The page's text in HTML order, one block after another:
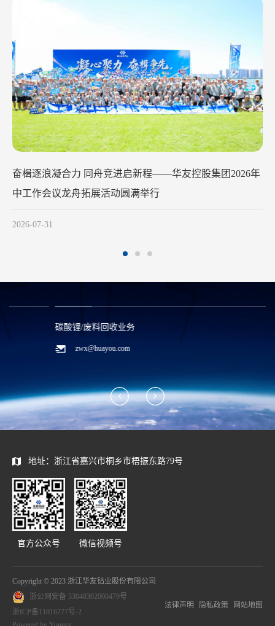
华友钴业2026年中工作会议在苏州召开
碳酸锂/废料回收业务
zwx@huayou.com
地址：浙江省嘉兴市桐乡市梧振东路79号
官方公众号 微信视频号
Copyright © 2023 浙江华友钴业股份有限公司
浙公网安备 33048302000479号
浙ICP备11016777号-2
法律声明 隐私政策 网站地图